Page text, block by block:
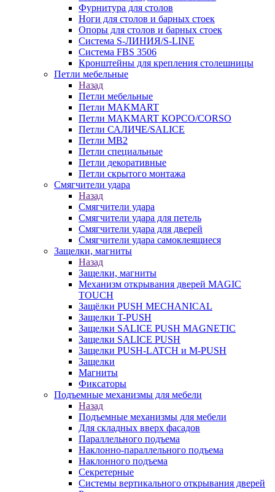
Фурнитура для столов
Ноги для столов и барных стоек
Опоры для столов и барных стоек
Система S-ЛИНИЯ/S-LINE
Система FBS 3506
Кронштейны для крепления столешницы
Петли мебельные
Назад
Петли мебельные
Петли MAKMART
Петли MAKMART КОРСО/CORSO
Петли САЛИЧЕ/SALICE
Петли MB2
Петли специальные
Петли декоративные
Петли скрытого монтажа
Смягчители удара
Назад
Смягчители удара
Смягчители удара для петель
Смягчители удара для дверей
Cмягчители удара самоклеящиеся
Защелки, магниты
Назад
Защелки, магниты
Механизм открывания дверей MAGIC
TOUCH
Защёлки PUSH MECHANICAL
Защелки T-PUSH
Защелки SALICE PUSH MAGNETIC
Защелки SALICE PUSH
Защелки PUSH-LATCH и M-PUSH
Защелки
Магниты
Фиксаторы
Подъемные механизмы для мебели
Назад
Подъемные механизмы для мебели
Для складных вверх фасадов
Параллельного подъема
Наклонно-параллельного подъема
Наклонного подъема
Секретерные
Системы вертикального открывания дверей